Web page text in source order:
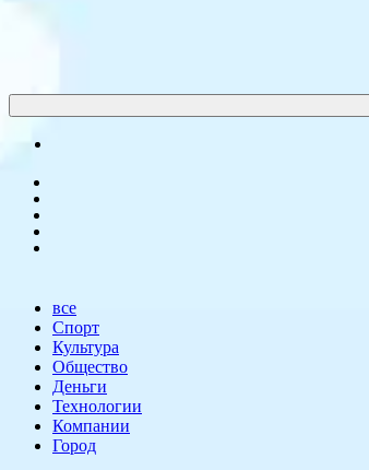
все
Спорт
Культура
Общество
Деньги
Технологии
Компании
Город